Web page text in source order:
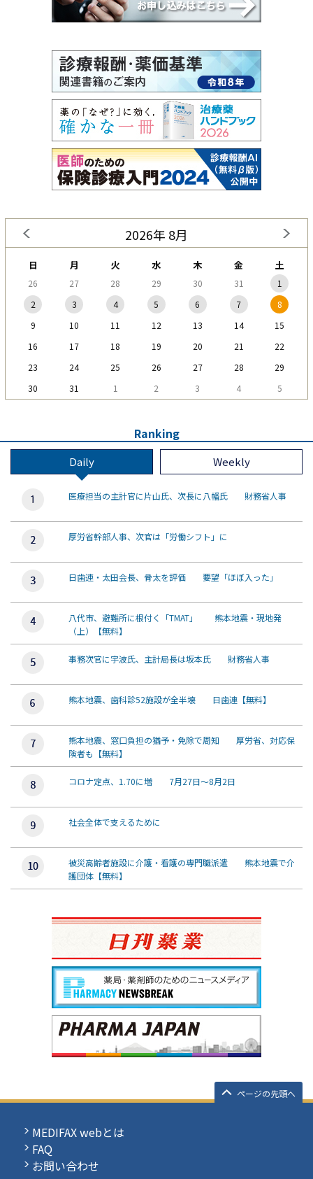
2026年 8月
日 月 火 水 木 金 土
26 27 28 29 30 31
1
2
3 4 5 6 7
8
9
10 11 12 13 14
15
16
17 18 19 20 21
22
23
24 25 26 27 28
29
30
31 1 2 3 4 5
Ranking
Daily Weekly
医療担当の主計官に片山氏、次長に八幡氏 財務省人事
厚労省幹部人事、次官は「労働シフト」に
日歯連・太田会長、骨太を評価 要望「ほぼ入った」
八代市、避難所に根付く「TMAT」 熊本地震・現地発
（上）【無料】
事務次官に宇波氏、主計局長は坂本氏 財務省人事
熊本地震、歯科診52施設が全半壊 日歯連【無料】
熊本地震、窓口負担の猶予・免除で周知 厚労省、対応保
険者も【無料】
コロナ定点、1.70に増 7月27日～8月2日
社会全体で支えるために
被災高齢者施設に介護・看護の専門職派遣 熊本地震で介
護団体【無料】
ページの先頭へ
MEDIFAX webとは
FAQ
お問い合わせ